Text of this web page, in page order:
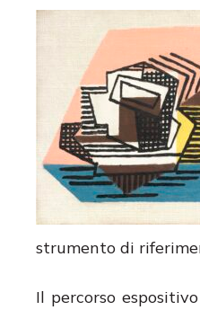
strumento di
Il percorso